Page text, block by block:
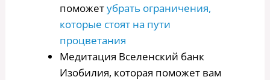
поможетубрать ограничения,
которые стоят на пути
процветания
Медитация Вселенский банк
Изобилия, которая поможет вам